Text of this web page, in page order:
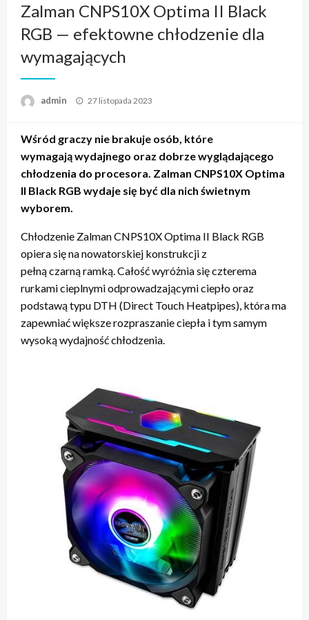
Zalman CNPS10X Optima II Black
RGB — efektowne chłodzenie dla
wymagających
admin Napisano
27 listopada 2023
Wśród graczy nie brakuje osób, które
wymagająwydajnego oraz dobrze wyglądającego
chłodzenia do procesora. Zalman CNPS10X Optima
II Black RGB wydaje się być dla nich świetnym
wyborem.
Chłodzenie Zalman CNPS10X Optima II Black RGB
opiera się na nowatorskiej konstrukcji z
pełną czarną ramką. Całość wyróżnia się czterema
rurkami cieplnymi odprowadzającymi ciepło oraz
podstawą typu DTH (Direct Touch Heatpipes), która ma
zapewniać większe rozpraszanie ciepła i tym samym
wysoką wydajność chłodzenia.